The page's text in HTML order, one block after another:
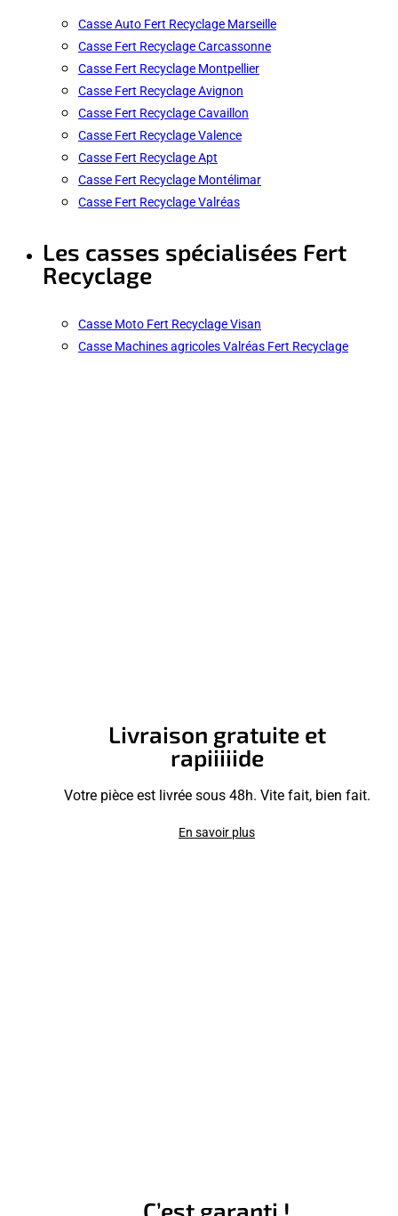
Casse Auto Fert Recyclage Marseille
Casse Fert Recyclage Carcassonne
Casse Fert Recyclage Montpellier
Casse Fert Recyclage Avignon
Casse Fert Recyclage Cavaillon
Casse Fert Recyclage Valence
Casse Fert Recyclage Apt
Casse Fert Recyclage Montélimar
Casse Fert Recyclage Valréas
Les casses spécialisées Fert
Recyclage
Casse Moto Fert Recyclage Visan
Casse Machines agricoles Valréas Fert Recyclage
Livraison gratuite et
rapiiiiide
Votre pièce est livrée sous 48h. Vite fait, bien fait.
En savoir plus